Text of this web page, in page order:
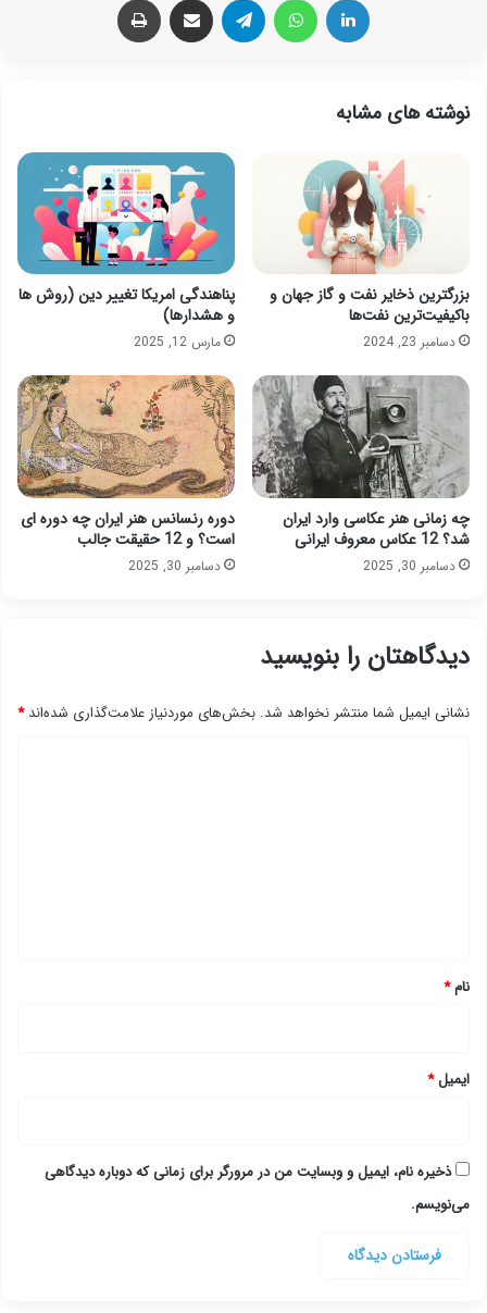
نوشته های مشابه
بزرگترین ذخایر نفت و گاز جهان و
باکیفیت‌ترین نفت‌ها
دسامبر 23, 2024
پناهندگی امریکا تغییر دین (روش ها
و هشدارها)
مارس 12, 2025
چه زمانی هنر عکاسی وارد ایران
شد؟ 12 عکاس معروف ایرانی
دسامبر 30, 2025
دوره رنسانس هنر ایران چه دوره ای
است؟ و 12 حقیقت جالب
دسامبر 30, 2025
دیدگاهتان را بنویسید
نشانی ایمیل شما منتشر نخواهد شد. بخش‌های موردنیاز علامت‌گذاری شده‌اند*
نام*
ایمیل*
ذخیره نام، ایمیل و وبسایت من در مرورگر برای زمانی که دوباره دیدگاهی
می‌نویسم.